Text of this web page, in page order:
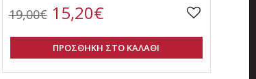
19,00€15,20€
ΠΡΟΣΘΗΚΗ ΣΤΟ ΚΑΛΑΘΙ